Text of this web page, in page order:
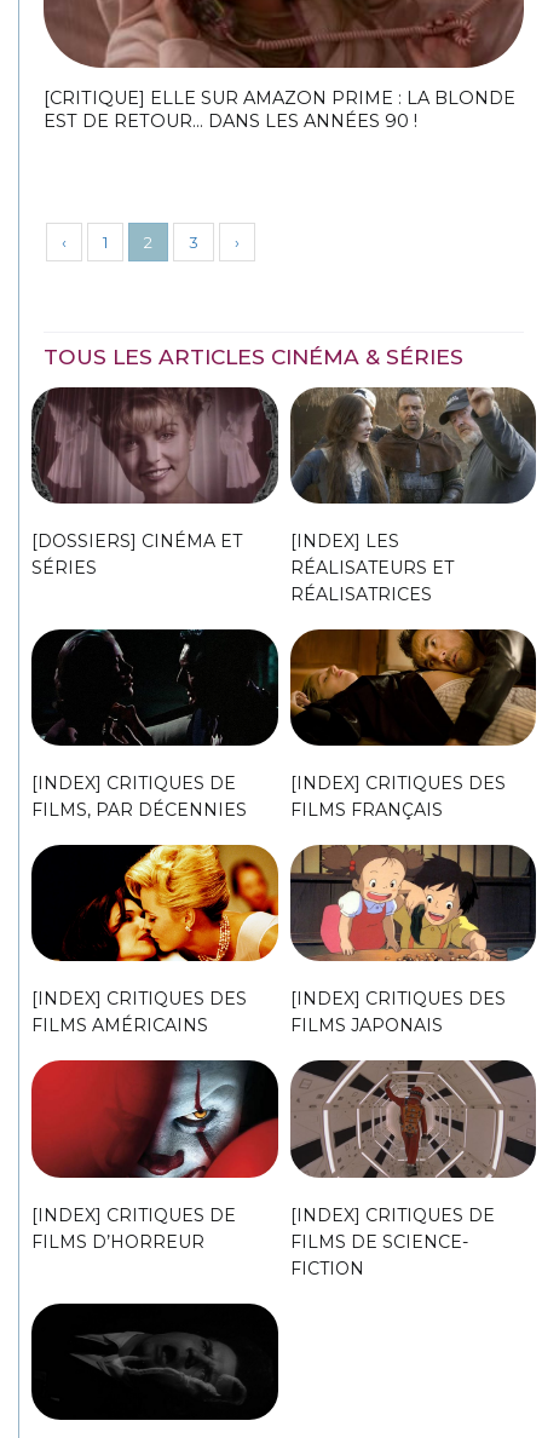
[CRITIQUE] ELLE SUR AMAZON PRIME : LA BLONDE
EST DE RETOUR… DANS LES ANNÉES 90 !
‹ 1 2 3 ›
TOUS LES ARTICLES CINÉMA & SÉRIES
[DOSSIERS] CINÉMA ET
SÉRIES
[INDEX] LES
RÉALISATEURS ET
RÉALISATRICES
[INDEX] CRITIQUES DE
FILMS, PAR DÉCENNIES
[INDEX] CRITIQUES DES
FILMS FRANÇAIS
[INDEX] CRITIQUES DES
FILMS AMÉRICAINS
[INDEX] CRITIQUES DES
FILMS JAPONAIS
[INDEX] CRITIQUES DE
FILMS D’HORREUR
[INDEX] CRITIQUES DE
FILMS DE SCIENCE-
FICTION